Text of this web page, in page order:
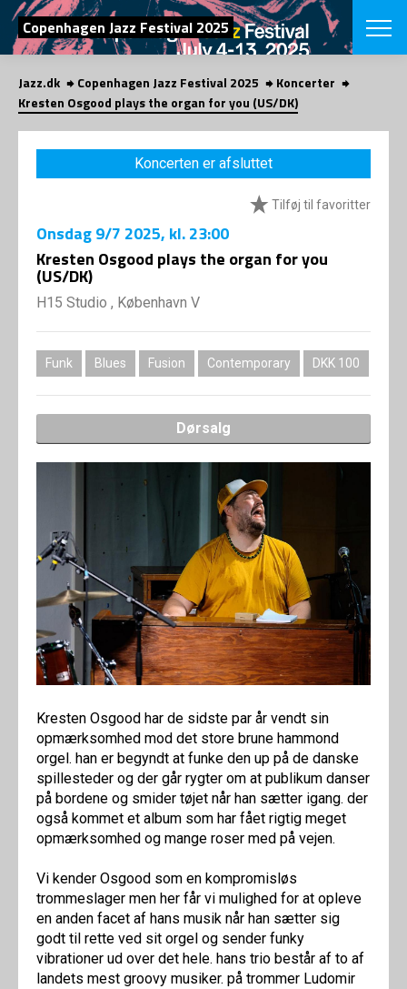
SØG
Copenhagen Jazz Festival 2025
English
VÆLG
VINTERJAZZ
Temaer
LOCATIONS
App
INFO
Om
Kontakt
SHOP
Jazz.dk Copenhagen Jazz Festival 2025
Koncerter
Kresten Osgood plays the organ for you (US/DK)
Koncerten er afsluttet
Tilføj til favoritter
Onsdag9/7 2025, kl. 23:00
Kresten Osgood plays the organ for you
(US/DK)
H15 Studio , København V
Funk Blues Fusion Contemporary DKK 100
Dørsalg
Kresten Osgood har de sidste par år vendt sin
opmærksomhed mod det store brune hammond
orgel. han er begyndt at funke den up på de danske
spillesteder og der går rygter om at publikum danser
på bordene og smider tøjet når han sætter igang. der
også kommet et album som har fået rigtig meget
opmærksomhed og mange roser med på vejen.
Vi kender Osgood som en kompromisløs
trommeslager men her får vi mulighed for at opleve
en anden facet af hans musik når han sætter sig
godt til rette ved sit orgel og sender funky
vibrationer ud over det hele. hans trio består af to af
landets mest groovy musiker. på trommer Ludomir